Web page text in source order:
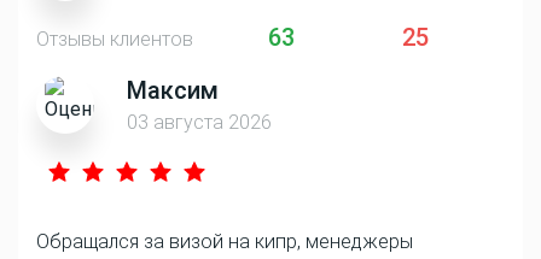
Отзывы клиентов 63
25
Максим
03 августа 2026
Обращался за визой на кипр, менеджеры